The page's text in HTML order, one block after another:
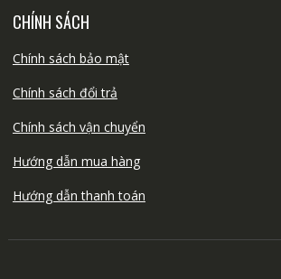
CHÍNH SÁCH
Chính sách bảo mật
Chính sách đổi trả
Chính sách vận chuyển
Hướng dẫn mua hàng
Hướng dẫn thanh toán